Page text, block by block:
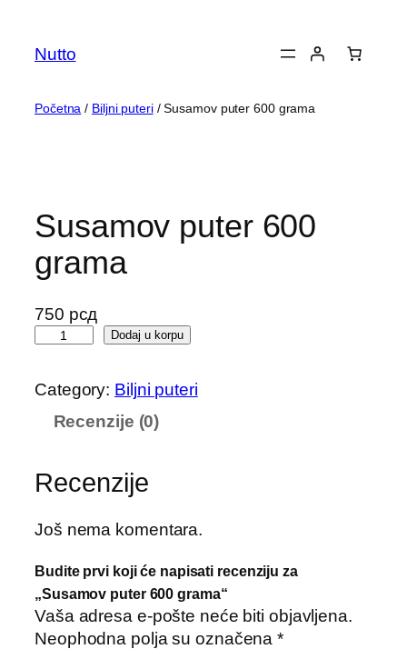
sadržaj
Nutto
Početna / Biljni puteri/ Susamov puter 600 grama
Susamov puter 600
grama
750 рсд
s
v
p
t
e
6
0
Dodaj u korpu
Category: Biljni puteri
Recenzije (0)
Recenzije
Još nema komentara.
Budite prvi koji će napisati recenziju za
„Susamov puter 600 grama“
Vaša adresa e-pošte neće biti objavljena.
Neophodna polja su označena*